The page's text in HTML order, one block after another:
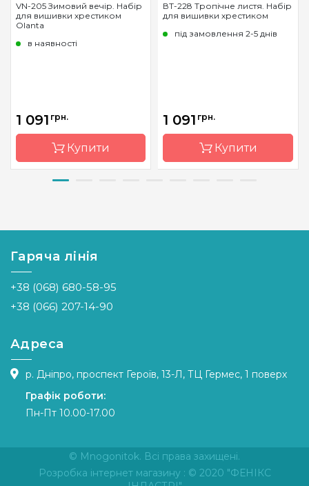
VN-205 Зимовий вечір. Набір
для вишивки хрестиком
Olanta
в наявності
1 091 грн.
Купити
Країна
Україна
Розмір
Канва
Aida
Zweigart
16 біла
ВТ-228 Тропічне листя. Набір
для вишивки хрестиком
під замовлення 2-5 днів
1 091 грн.
Купити
Країна
Україна
Гаряча лінія
+38 (068) 680-58-95
+38 (066) 207-14-90
Адреса
р. Дніпро, проспект Героїв, 13-Л, ТЦ Гермес, 1 поверх
Графік роботи:
Пн-Пт 10.00-17.00
© Mnogonitok. Всі права захищені.
Розробка інтернет магазину : © 2020 "ФЕНІКС